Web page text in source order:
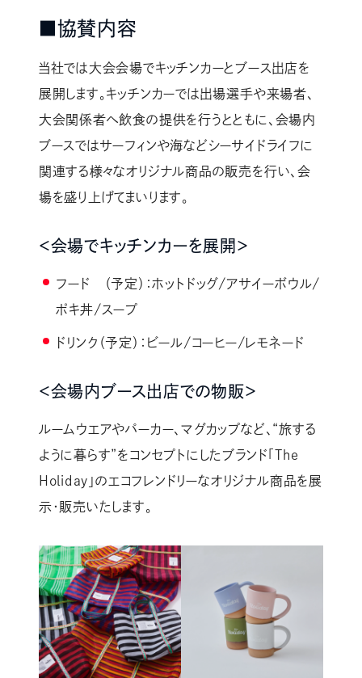
■協賛内容
当社では大会会場でキッチンカーとブース出店を
展開します。キッチンカーでは出場選手や来場者、
大会関係者へ飲食の提供を行うとともに、会場内
ブースではサーフィンや海などシーサイドライフに
関連する様々なオリジナル商品の販売を行い、会
場を盛り上げてまいります。
＜会場でキッチンカーを展開＞
フード （予定）：ホットドッグ/アサイーボウル/
ポキ丼/スープ
ドリンク（予定）：ビール/コーヒー/レモネード
＜会場内ブース出店での物販＞
ルームウエアやパーカー、マグカップなど、“旅する
ように暮らす”をコンセプトにしたブランド「The
Holiday」のエコフレンドリーなオリジナル商品を展
示・販売いたします。